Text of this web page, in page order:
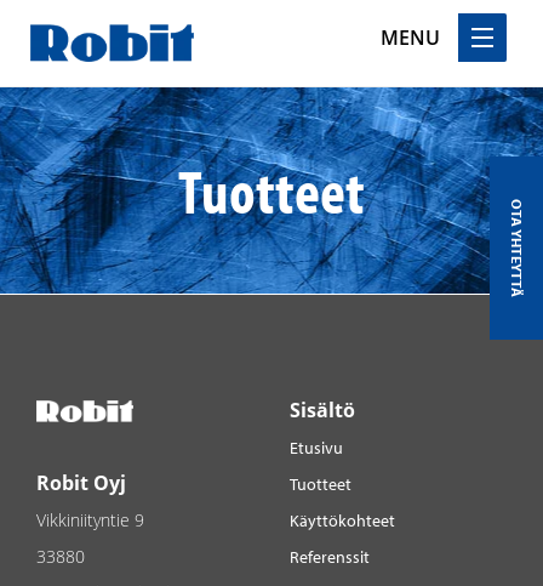
MENU
Skip
to
content
Tuotteet
OTA YHTEYTTÄ
Robit Oyj
Vikkiniityntie 9
33880
Sisältö
Etusivu
Tuotteet
Käyttökohteet
Referenssit